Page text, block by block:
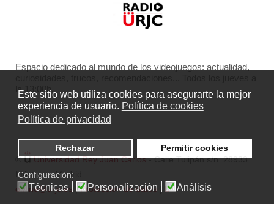
Este sitio web utiliza cookies para asegurarte la mejor
experiencia de usuario. Política de cookies
Política de privacidad
Rechazar Permitir cookies
Configuración:
Técnicas Personalización Análisis
Espacio dedicado al mundo de los videojuegos: actualidad,
la 13:00h.
© Universidad Rey Juan Carlos- Calle Tulipán s/n. 28933
Móstoles. Madrid
online@urjc.es |Protección de datos